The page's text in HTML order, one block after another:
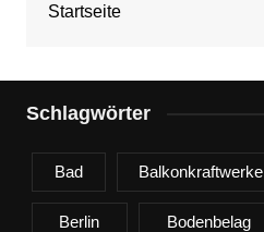
Startseite
Schlagwörter
Bad Balkonkraftwerke
Berlin Bodenbelag